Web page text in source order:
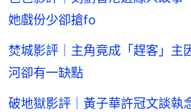
她戲份少卻搶fo
焚城影評｜主角竟成「趕客」主
河卻有一缺點
破地獄影評｜黃子華許冠文談